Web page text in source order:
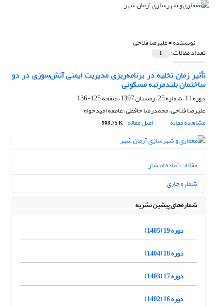
نویسنده =علیرضا فلاحی
تعداد مقالات: 1
تأثیر زمان تخلیه در برنامه‌ریزی مدیریت ایمنی آتش‌سوزی در دو
ساختمان بلندمرتبه مسکونی
دوره 11، شماره 25، زمستان 1397، صفحه
125-136
علیرضا فلاحی، محمدرضا حافظی، عاطفه امیدخواه
مشاهده مقاله
اصل مقاله 908.75 K
مقالات آماده انتشار
شماره جاری
شماره‌های پیشین نشریه
دوره 19 (1405)
دوره 18 (1404)
دوره 17 (1403)
دوره 16 (1402)